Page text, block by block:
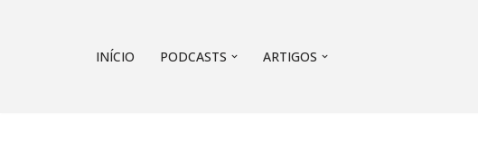
INÍCIO PODCASTS ARTIGOS